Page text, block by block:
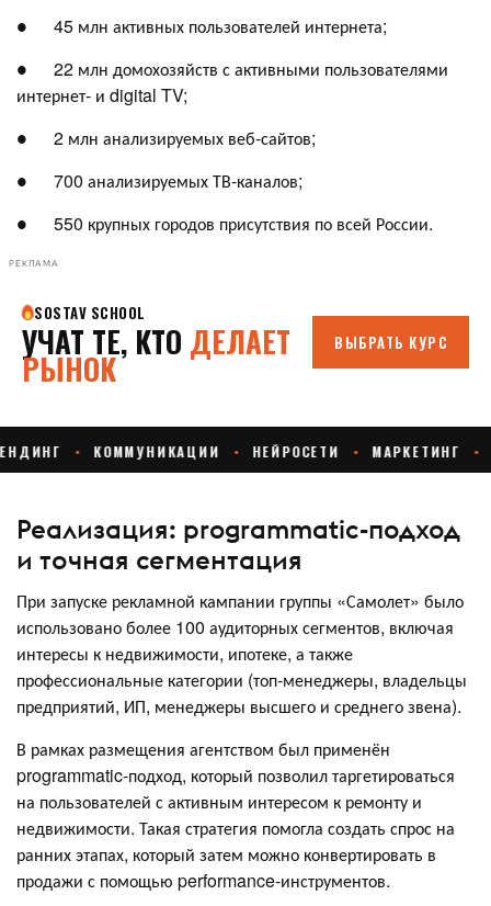
● 45 млн активных пользователей интернета;
● 22 млн домохозяйств с активными пользователями
интернет- и digital TV;
● 2 млн анализируемых веб-сайтов;
● 700 анализируемых ТВ-каналов;
● 550 крупных городов присутствия по всей России.
РЕКЛАМА
Реализация: programmatic-подход
и точная сегментация
При запуске рекламной кампании группы «Самолет» было
использовано более 100 аудиторных сегментов, включая
интересы к недвижимости, ипотеке, а также
профессиональные категории (топ-менеджеры, владельцы
предприятий, ИП, менеджеры высшего и среднего звена).
В рамках размещения агентством был применён
programmatic-подход, который позволил таргетироваться
на пользователей с активным интересом к ремонту и
недвижимости. Такая стратегия помогла создать спрос на
ранних этапах, который затем можно конвертировать в
продажи с помощью performance-инструментов.